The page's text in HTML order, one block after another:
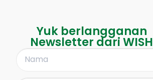
Yuk berlangganan
Newsletter dari WISH